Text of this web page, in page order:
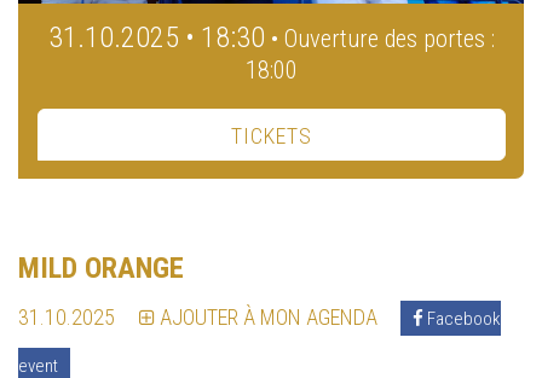
31.10.2025 • 18:30 • Ouverture des portes :
18:00
TICKETS
MILD ORANGE
31.10.2025 AJOUTER À MON AGENDA Facebook
event